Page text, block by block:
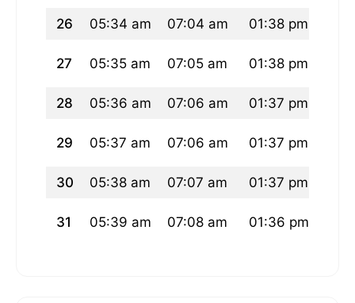
26 05:34 am 07:04 am 01:38 pm
27 05:35 am 07:05 am 01:38 pm
28 05:36 am 07:06 am 01:37 pm
29 05:37 am 07:06 am 01:37 pm
30 05:38 am 07:07 am 01:37 pm
31 05:39 am 07:08 am 01:36 pm